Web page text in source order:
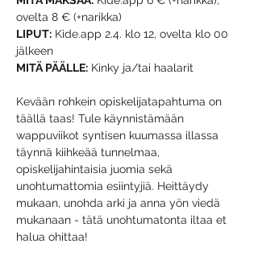
ovelta 8 € (+narikka)
LIPUT: Kide.app 2.4. klo 12, ovelta klo 00
jälkeen
MITÄ PÄÄLLE: Kinky ja/tai haalarit
Kevään rohkein opiskelijatapahtuma on
täällä taas! Tule käynnistämään
wappuviikot syntisen kuumassa illassa
täynnä kiihkeää tunnelmaa,
opiskelijahintaisia juomia sekä
unohtumattomia esiintyjiä. Heittäydy
mukaan, unohda arki ja anna yön viedä
mukanaan - tätä unohtumatonta iltaa et
halua ohittaa!